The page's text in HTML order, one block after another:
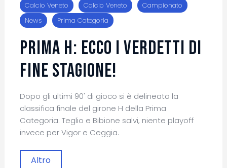
Calcio Veneto Calcio Veneto
Campionato
News
Prima Categoria
Prima H: ecco i verdetti di
fine stagione!
Dopo gli ultimi 90' di gioco si è delineata la
classifica finale del girone H della Prima
Categoria. Teglio e Bibione salvi, niente playoff
invece per Vigor e Ceggia.
Altro